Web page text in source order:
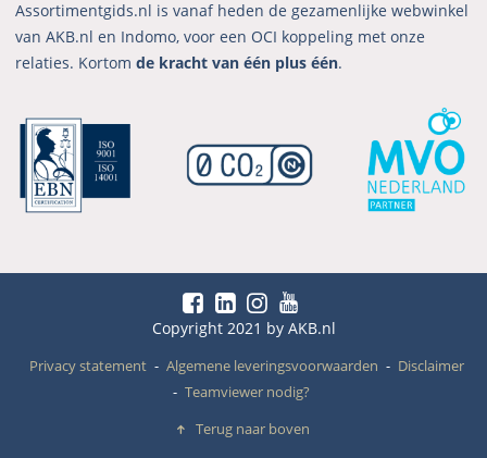
Assortimentgids.nl is vanaf heden de gezamenlijke webwinkel
van AKB.nl en Indomo, voor een OCI koppeling met onze
relaties. Kortomde kracht van één plus één.
Copyright 2021 by AKB.nl
Privacy statement Algemene leveringsvoorwaarden
Disclaimer
Teamviewer nodig?
Terug naar boven